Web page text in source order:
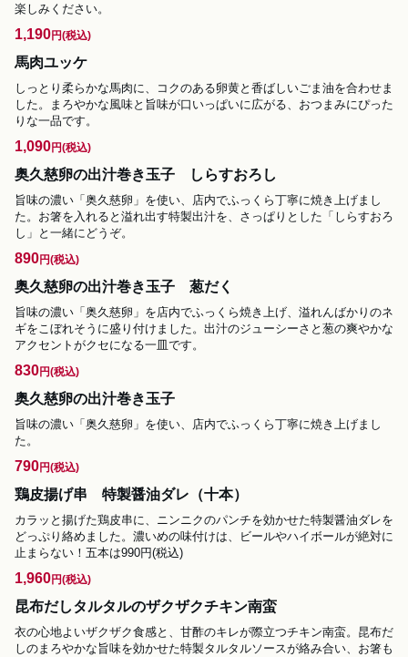
楽しみください。
1,190円(税込)
馬肉ユッケ
しっとり柔らかな馬肉に、コクのある卵黄と香ばしいごま油を合わせま
した。まろやかな風味と旨味が口いっぱいに広がる、おつまみにぴった
りな一品です。
1,090円(税込)
奥久慈卵の出汁巻き玉子 しらすおろし
旨味の濃い「奥久慈卵」を使い、店内でふっくら丁寧に焼き上げまし
た。お箸を入れると溢れ出す特製出汁を、さっぱりとした「しらすおろ
し」と一緒にどうぞ。
890円(税込)
奥久慈卵の出汁巻き玉子 葱だく
旨味の濃い「奥久慈卵」を店内でふっくら焼き上げ、溢れんばかりのネ
ギをこぼれそうに盛り付けました。出汁のジューシーさと葱の爽やかな
アクセントがクセになる一皿です。
830円(税込)
奥久慈卵の出汁巻き玉子
旨味の濃い「奥久慈卵」を使い、店内でふっくら丁寧に焼き上げまし
た。
790円(税込)
鶏皮揚げ串 特製醤油ダレ（十本）
カラッと揚げた鶏皮串に、ニンニクのパンチを効かせた特製醤油ダレを
どっぷり絡めました。濃いめの味付けは、ビールやハイボールが絶対に
止まらない！五本は990円(税込)
1,960円(税込)
昆布だしタルタルのザクザクチキン南蛮
衣の心地よいザクザク食感と、甘酢のキレが際立つチキン南蛮。昆布だ
しのまろやかな旨味を効かせた特製タルタルソースが絡み合い、お箸も